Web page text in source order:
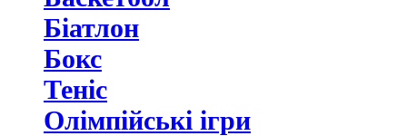
Біатлон
Бокс
Теніс
Олімпійські ігри